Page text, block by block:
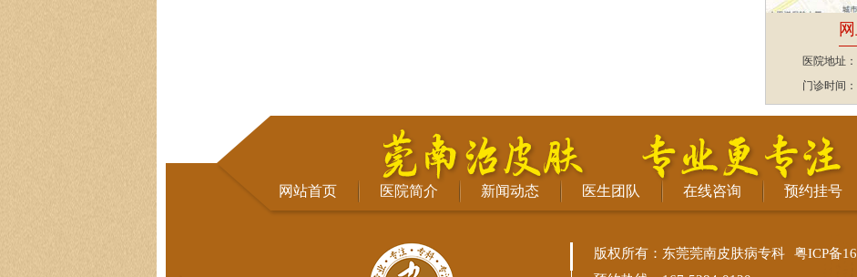
医院地址
门诊时间
网站首页 医院简介 新闻动态 医生团队 在线咨询 预约挂号
版权所有：东莞莞南皮肤病专科
粤ICP备